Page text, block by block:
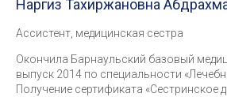
Наргиз Тахиржановна
Ассистент, медицинская сестра
Окончила Барнаульский базовый
выпуск 2014 по специальности
Получение сертификата «Сестринское